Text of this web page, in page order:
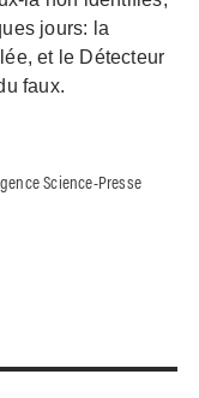
jours: la
et le Détecteur
faux.
Science-Presse